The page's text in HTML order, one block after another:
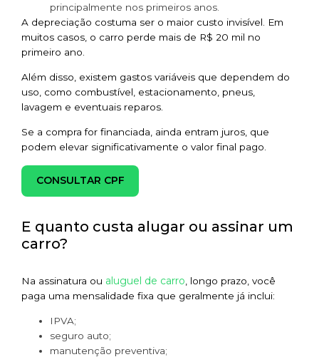
principalmente nos primeiros anos.
A depreciação costuma ser o maior custo invisível. Em
muitos casos, o carro perde mais de R$ 20 mil no
primeiro ano.
Além disso, existem gastos variáveis que dependem do
uso, como combustível, estacionamento, pneus,
lavagem e eventuais reparos.
Se a compra for financiada, ainda entram juros, que
podem elevar significativamente o valor final pago.
CONSULTAR CPF
E quanto custa alugar ou assinar um
carro?
Na assinatura ou aluguel de carro , longo prazo, você
paga uma mensalidade fixa que geralmente já inclui:
IPVA;
seguro auto;
manutenção preventiva;